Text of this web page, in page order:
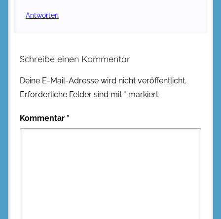
Antworten
Schreibe einen Kommentar
Deine E-Mail-Adresse wird nicht veröffentlicht.
Erforderliche Felder sind mit * markiert
Kommentar *